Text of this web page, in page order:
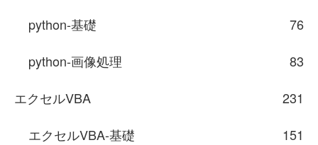
python-基礎
76
python-画像処理
83
エクセルVBA
231
エクセルVBA-基礎
151